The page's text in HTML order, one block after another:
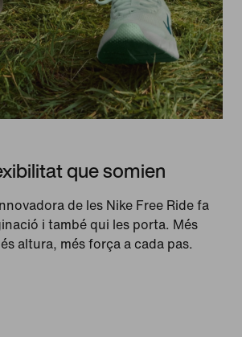
que somien
de les Nike Free Ride fa
i també qui les porta. Més
altura, més força a cada pas.